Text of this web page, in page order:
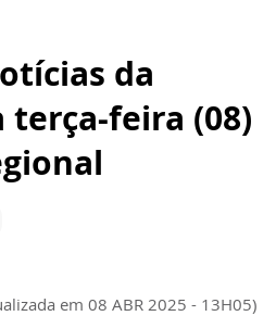
da
terça-feira (08)
em 08 ABR 2025 - 13H05)